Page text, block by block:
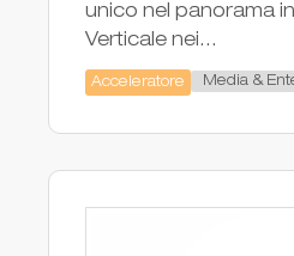
unico nel panorama
Verticale nei...
Acceleratore Media &